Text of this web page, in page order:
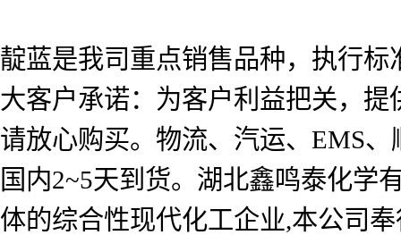
靛蓝是我司重点销售品种，执行
大客户承诺：为客户利益把关，
请放心购买。物流、汽运、EMS
国内2~5天到货。湖北鑫鸣泰化学
体的综合性现代化工企业,本公司